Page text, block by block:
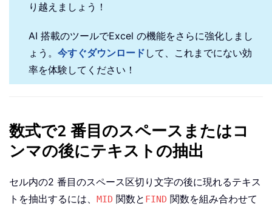
り越えましょう！
AI 搭載のツールでExcel の機能をさらに強化しまし
ょう。 今すぐダウンロード して、これまでにない効
率を体験してください！
数式で2 番目のスペースまたはコ
ンマの後にテキストの抽出
セル内の2 番目のスペース区切り文字の後に現れるテキス
トを抽出するには、 MID 関数と FIND 関数を組み合わせて